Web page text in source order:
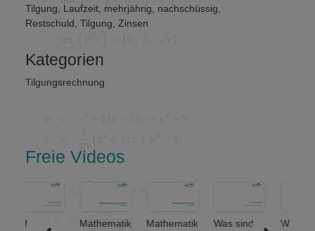
Tilgung
Laufzeit, mehrjährig nachschüssig
Restschuld Tilgung Zinsen
Kategorien
Tilgungsrechnung
Freie Videos
Mathematik
Mathematik
Was sind
Welche